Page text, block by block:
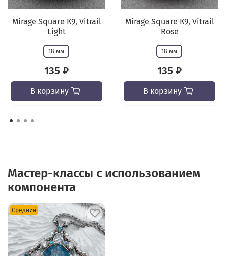
Mirage Square К9, Vitrail
Light
18 мм
135 ₽
В корзину
Mirage Square К9, Vitrail
Rose
18 мм
135 ₽
В корзину
Мастер-классы с использованием
компонента
Средний